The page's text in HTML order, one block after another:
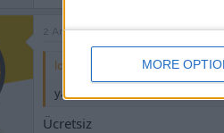
MORE
2 Ara 2021
lostideas75' Alıntı:
yamalarınız ücretsiz mi?
Ücretsiz